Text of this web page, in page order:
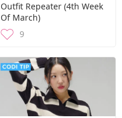
Outfit Repeater (4th Week
Of March)
9